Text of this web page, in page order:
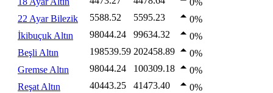
22 Ayar Bilezik
5588.52 5595.23
0%
İkibuçuk Altın
98044.24 99634.32
0%
Beşli Altın
198539.59 202458.89
0%
Gremse Altın
98044.24 100309.18
0%
Reşat Altın
40443.25 41473.40
0%